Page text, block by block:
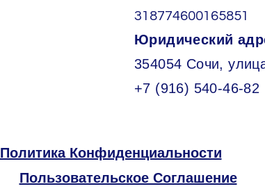
318774600165851
Юридический
354054 Сочи,
+7 (916) 540-46-82
Политика Конфиденциальности
Пользовательское Соглашение